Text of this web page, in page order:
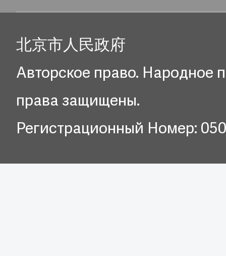
北京市人民政府
Авторское право. Народное
права защищены.
Регистрационный Номер: